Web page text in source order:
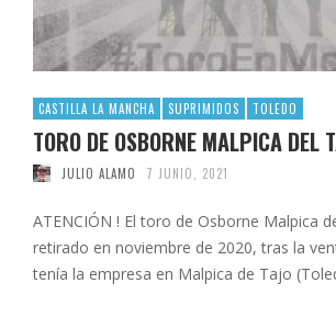
CASTILLA LA MANCHA SUPRIMIDOS TOLEDO
TORO DE OSBORNE MALPICA DEL
JULIO ALAMO 7 JUNIO, 2021
ATENCIÓN ! El toro de Osborne Malpica
retirado en noviembre de 2020, tras la
tenía la empresa en Malpica de Tajo